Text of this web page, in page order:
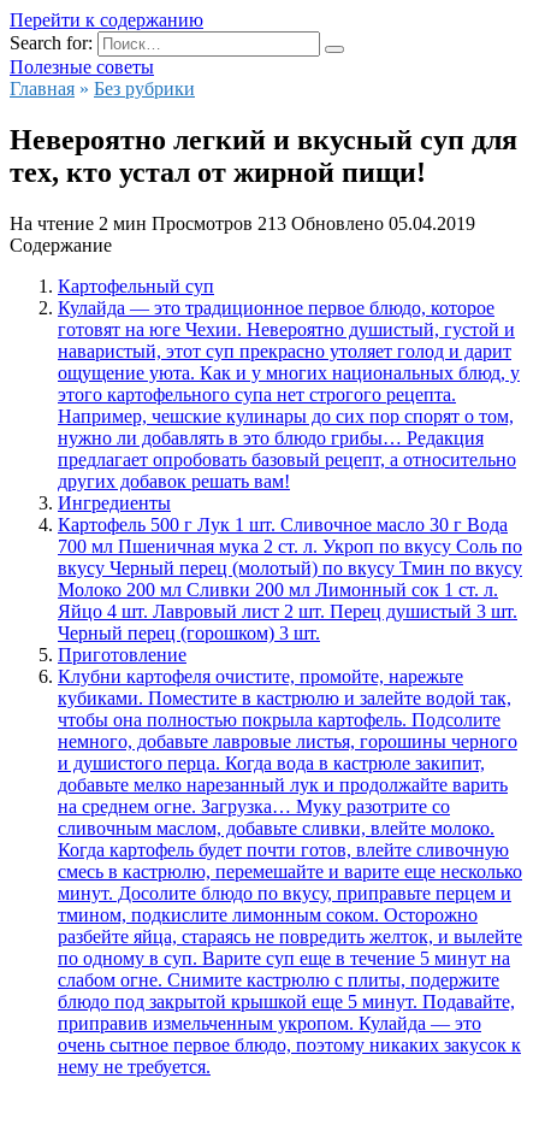
Перейти к содержанию
Search for:
Полезные советы
Главная » Без рубрики
Невероятно легкий и вкусный суп для
тех, кто устал от жирной пищи!
На чтение 2 мин Просмотров 213 Обновлено 05.04.2019
Содержание
Картофельный суп
Кулайда — это традиционное первое блюдо, которое
готовят на юге Чехии. Невероятно душистый, густой и
наваристый, этот суп прекрасно утоляет голод и дарит
ощущение уюта. Как и у многих национальных блюд, у
этого картофельного супа нет строгого рецепта.
Например, чешские кулинары до сих пор спорят о том,
нужно ли добавлять в это блюдо грибы… Редакция
предлагает опробовать базовый рецепт, а относительно
других добавок решать вам!
Ингредиенты
Картофель 500 г Лук 1 шт. Сливочное масло 30 г Вода
700 мл Пшеничная мука 2 ст. л. Укроп по вкусу Соль по
вкусу Черный перец (молотый) по вкусу Тмин по вкусу
Молоко 200 мл Сливки 200 мл Лимонный сок 1 ст. л.
Яйцо 4 шт. Лавровый лист 2 шт. Перец душистый 3 шт.
Черный перец (горошком) 3 шт.
Приготовление
Клубни картофеля очистите, промойте, нарежьте
кубиками. Поместите в кастрюлю и залейте водой так,
чтобы она полностью покрыла картофель. Подсолите
немного, добавьте лавровые листья, горошины черного
и душистого перца. Когда вода в кастрюле закипит,
добавьте мелко нарезанный лук и продолжайте варить
на среднем огне. Загрузка… Муку разотрите со
сливочным маслом, добавьте сливки, влейте молоко.
Когда картофель будет почти готов, влейте сливочную
смесь в кастрюлю, перемешайте и варите еще несколько
минут. Досолите блюдо по вкусу, приправьте перцем и
тмином, подкислите лимонным соком. Осторожно
разбейте яйца, стараясь не повредить желток, и вылейте
по одному в суп. Варите суп еще в течение 5 минут на
слабом огне. Снимите кастрюлю с плиты, подержите
блюдо под закрытой крышкой еще 5 минут. Подавайте,
приправив измельченным укропом. Кулайда — это
очень сытное первое блюдо, поэтому никаких закусок к
нему не требуется.